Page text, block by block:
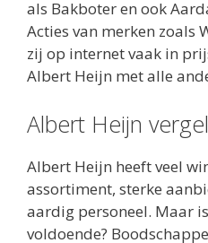
als Bakboter en ook
Acties van merken zoals
zij op internet vaak in
Albert Heijn met alle
Albert Heijn
Albert Heijn heeft veel
assortiment, sterke
aardig personeel. Maar
voldoende?